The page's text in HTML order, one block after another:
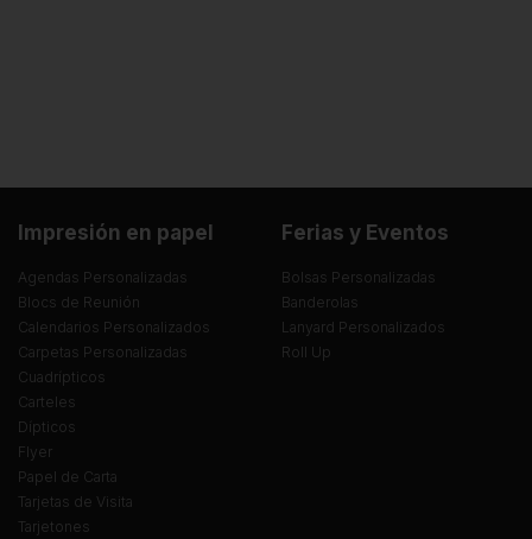
Impresión en papel
Agendas Personalizadas
Blocs de Reunión
Calendarios Personalizados
Carpetas Personalizadas
Cuadrípticos
Carteles
Dípticos
Flyer
Papel de Carta
Tarjetas de Visita
Tarjetones
Ferias y Eventos
Bolsas Personalizadas
Banderolas
Lanyard Personalizados
Roll Up